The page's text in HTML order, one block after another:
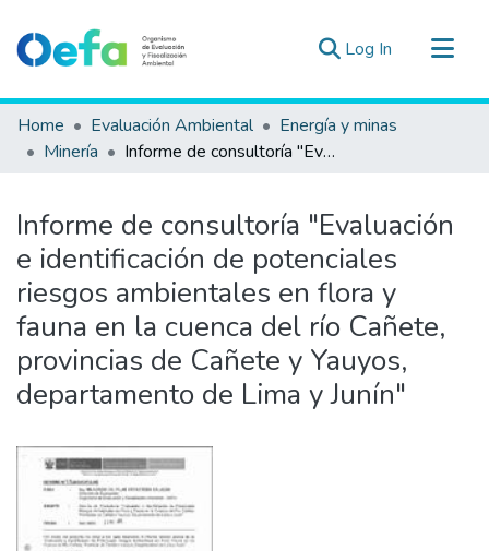
Log In (current)
Communities & Collections
All of DSpace
Estad. Externas
Guias ▾
Home Evaluación Ambiental
Energía y minas
Minería
Informe de consultoría "Evaluación e identificación de potenciales riesgos ambientales en flora y fauna en la cuenca del río Cañete, provincias de Cañete y Yauyos, departamento de Lima y Junín"
Informe de consultoría "Evaluación
e identificación de potenciales
riesgos ambientales en flora y
fauna en la cuenca del río Cañete,
provincias de Cañete y Yauyos,
departamento de Lima y Junín"